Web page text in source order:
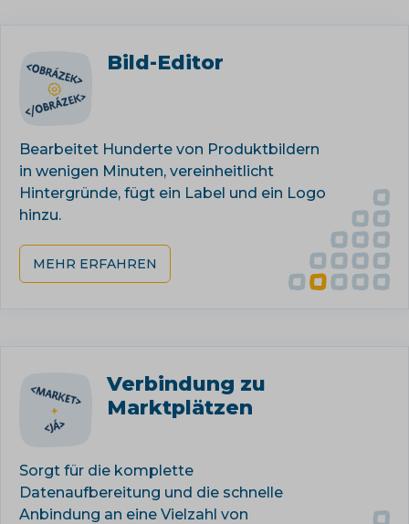
Bild-Editor
Bearbeitet Hunderte von Produktbildern
in wenigen Minuten, vereinheitlicht
Hintergründe, fügt ein Label und ein Logo
hinzu.
MEHR ERFAHREN
Verbindung zu
Marktplätzen
Sorgt für die komplette
Datenaufbereitung und die schnelle
Anbindung an eine Vielzahl von